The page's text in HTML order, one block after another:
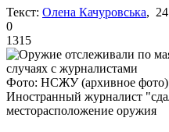
Текст: Олена Качуровська, 24
0
1315
Фото: НСЖУ (архивное фото)
Иностранный журналист
месторасположение оружия